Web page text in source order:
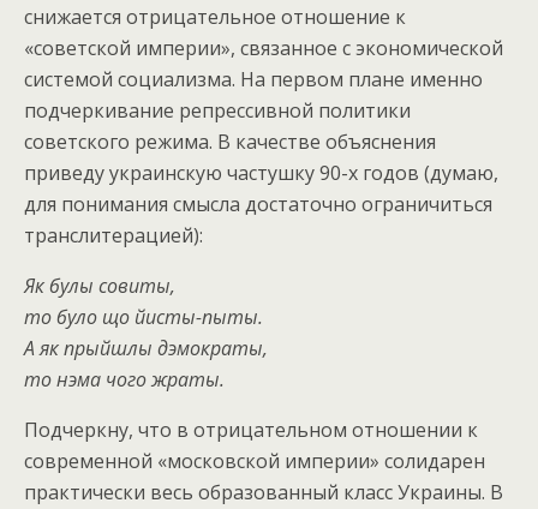
снижается отрицательное отношение к
«советской империи», связанное с экономической
системой социализма. На первом плане именно
подчеркивание репрессивной политики
советского режима. В качестве объяснения
приведу украинскую частушку 90-х годов (думаю,
для понимания смысла достаточно ограничиться
транслитерацией):
Як булы совиты,
то було що йисты-пыты.
А як прыйшлы дэмократы,
то нэма чого жраты.
Подчеркну, что в отрицательном отношении к
современной «московской империи» солидарен
практически весь образованный класс Украины. В